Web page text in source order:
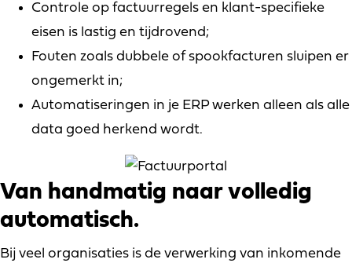
Controle op factuurregels en klant-specifieke
eisen is lastig en tijdrovend;
Fouten zoals dubbele of spookfacturen sluipen er
ongemerkt in;
Automatiseringen in je ERP werken alleen als alle
data goed herkend wordt.
Van handmatig naar volledig
automatisch.
Bij veel organisaties is de verwerking van inkomende